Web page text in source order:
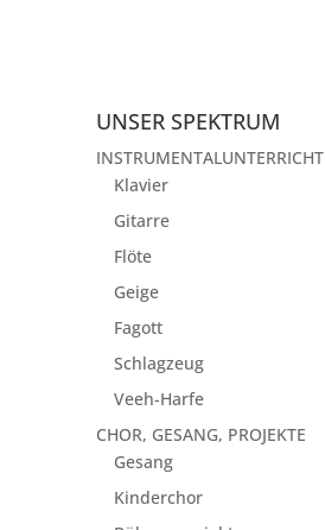
UNSER SPEKTRUM
INSTRUMENTALUNTERRICHT
Klavier
Gitarre
Flöte
Geige
Fagott
Schlagzeug
Veeh-Harfe
CHOR, GESANG, PROJEKTE
Gesang
Kinderchor